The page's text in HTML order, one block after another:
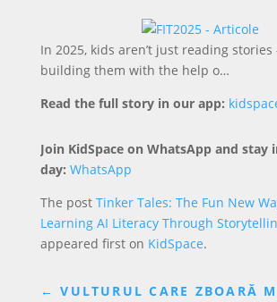
In 2025, kids aren’t just reading stories
building them with the help o…
Read the full story in our app:
Join KidSpace on WhatsApp and stay
day: WhatsApp
The post Tinker Tales: The Fun New
Learning AI Literacy Through
appeared first on KidSpace.
←VULTURUL CARE ZBOARĂ